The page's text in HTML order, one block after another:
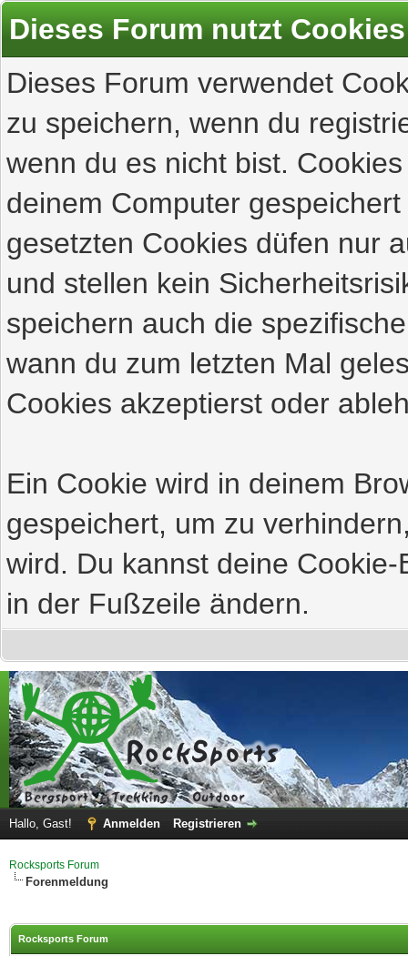
Dieses Forum nutzt Cookies
Dieses Forum verwendet
zu speichern, wenn du
wenn du es nicht bist.
deinem Computer
gesetzten Cookies düfen nur
und stellen kein
speichern auch die
wann du zum letzten Mal
Cookies akzeptierst oder
Ein Cookie wird in deinem
gespeichert, um zu
wird. Du kannst deine
in der Fußzeile ändern.
Hallo, Gast! Anmelden Registrieren
Rocksports Forum
Forenmeldung
Rocksports Forum